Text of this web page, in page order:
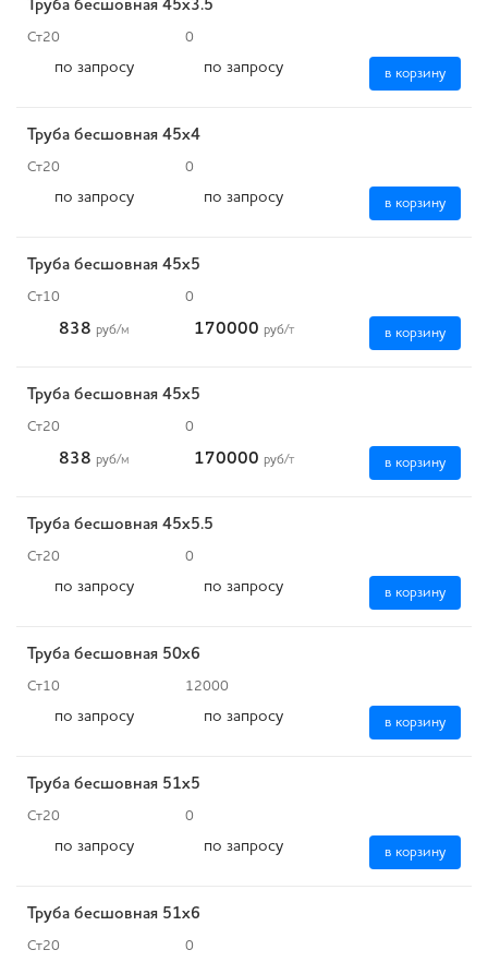
Труба бесшовная 45х3.5
Ст20 0
по запросу по запросу в корзину
Труба бесшовная 45х4
Ст20 0
по запросу по запросу в корзину
Труба бесшовная 45х5
Ст10 0
838 руб/м 170000 руб/т в корзину
Труба бесшовная 45х5
Ст20 0
838 руб/м 170000 руб/т в корзину
Труба бесшовная 45х5.5
Ст20 0
по запросу по запросу в корзину
Труба бесшовная 50х6
Ст10 12000
по запросу по запросу в корзину
Труба бесшовная 51х5
Ст20 0
по запросу по запросу в корзину
Труба бесшовная 51х6
Ст20 0